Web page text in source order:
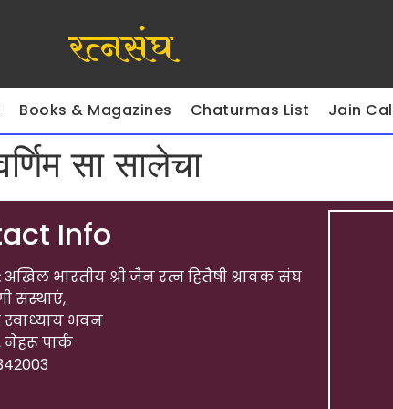
रत्नसंघ
Books & Magazines Chaturmas List Jain
सा सालेचा
Info
अखिल भारतीय श्री जैन रत्न हितैषी श्रावक संघ
संस्थाएं,
भवन
नेहरू पार्क